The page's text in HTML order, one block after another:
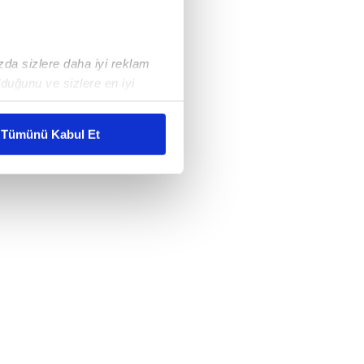
sizlere daha iyi reklam
ve sizlere en iyi
karşılamak
kullanılmaktadır. Bu
sunulması
ve sizlere yönelik
ve sitemizde ilgili
Tümünü Kabul Et